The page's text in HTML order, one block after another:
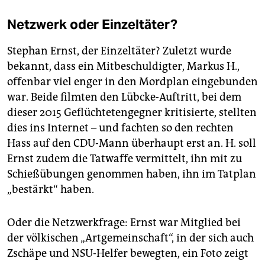
Netzwerk oder Einzeltäter?
Stephan Ernst, der Einzeltäter? Zuletzt wurde
bekannt, dass ein Mitbeschuldigter, Markus H.,
offenbar viel enger in den Mordplan eingebunden
war. Beide filmten den Lübcke-Auftritt, bei dem
dieser 2015 Geflüchtetengegner kritisierte, stellten
dies ins Internet – und fachten so den rechten
Hass auf den CDU-Mann überhaupt erst an. H. soll
Ernst zudem die Tatwaffe vermittelt, ihn mit zu
Schießübungen genommen haben, ihn im Tatplan
„bestärkt“ haben.
Oder die Netzwerkfrage: Ernst war Mitglied bei
der völkischen „Artgemeinschaft“, in der sich auch
Zschäpe und NSU-Helfer bewegten, ein Foto zeigt